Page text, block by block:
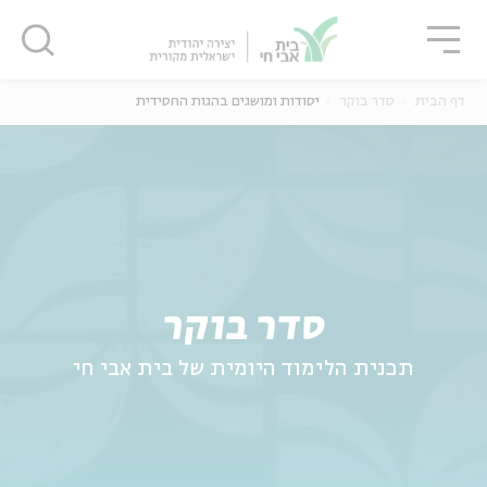
סדר בוקר
תכנית הלימוד היומית של בית אבי חי
דף הבית סדר בוקר יסודות ומושגים בהגות החסידית
סגור